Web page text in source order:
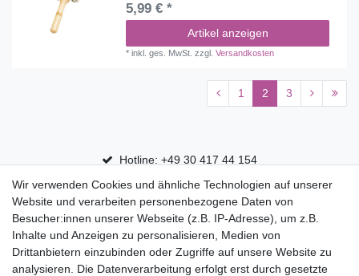
5,99 € *
Artikel anzeigen
*inkl. ges. MwSt. zzgl.Versandkosten
1 2 3
Hotline: +49 30 417 44 154
30 Tage Rückgaberecht
Versandfrei ab 75 € in Deutschland
Top Marken
Wir verwenden Cookies und ähnliche Technologien auf unserer
Website und verarbeiten personenbezogene Daten von
Besucher:innen unserer Webseite (z.B. IP-Adresse), um z.B.
Inhalte und Anzeigen zu personalisieren, Medien von
Drittanbietern einzubinden oder Zugriffe auf unsere Website zu
analysieren. Die Datenverarbeitung erfolgt erst durch gesetzte